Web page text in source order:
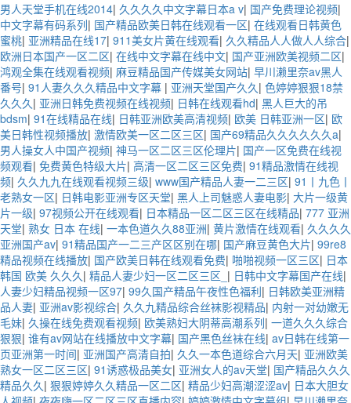
男人天堂手机在线2014| 久久久久中文字幕日本a v| 国产免费理论视频|
中文字幕有码系列| 国产精品欧美日韩在线观看一区| 在线观看日韩黄色
蜜桃| 亚洲精品在线17| 911美女片黄在线观看| 久久精品人人做人人综合|
欧洲日本国产一区二区| 在线中文字幕在线中文| 国产亚洲欧美视频二区|
鸿观全集在线观看视频| 麻豆精品国产传媒美女网站| 早川濑里奈av黑人
番号| 91人妻久久久精品中文字幕 | 亚洲天堂国产久久| 色婷婷狠狠18禁
久久久| 亚洲日韩免费视频在线视频| 日韩在线观看hd| 黑人巨大的吊
bdsm| 91在线精品在线| 日韩亚洲欧美高清视频| 欧美 日韩亚洲一区| 欧
美日韩性视频播放| 激情欧美一区二区三区| 国产69精品久久久久久久a|
男人操女人中国产视频| 神马一区二区三区伦理片| 国产一区免费在线视
频观看| 免费黄色特级大片| 高清一区二区三区免费| 91精品激情在线视
频| 久久九九在线观看视频三级| www国产精品人妻一二三区| 91丨九色丨
老熟女一区| 日韩电影亚洲专区天堂| 黑人上司魅惑人妻电影| 大片一级黄
片一级| 97视频公开在线观看| 日本精品一区二区三区在线精品| 777 亚洲
天堂| 熟女 日本 在线| 一本色道久久88亚洲| 黄片激情在线观看| 久久久久
亚洲国产av| 91精品国产一二三产区区别在哪| 国产麻豆黄色大片| 99re8
精品视频在线播放| 国产欧美日韩在线观看免费| 啪啪视频一区三区| 日本
韩国 欧美 久久久| 精品人妻少妇一区二区三区_ | 日韩中文字幕国产在线|
人妻少妇精品视频一区97| 99久国产精品午夜性色福利| 日韩欧美亚洲精
品人妻| 亚洲av影视综合| 久久九精品综合丝袜影视精品| 内射一对幼嫩无
毛妹| 久操在线免费观看视频| 欧美熟妇大阴蒂高潮系列| 一道久久久综合
狠狠| 谁有av网站在线播放中文字幕| 国产黑色丝袜在线| av日韩在线第一
页亚洲第一时间| 亚洲国产高清自拍| 久久一本色道综合六月天| 亚洲欧美
熟女一区二区三区| 91诱惑极品美女| 亚洲女人的av天堂| 国产精品久久久
精品久久| 狠狠婷婷久久精品一区二区| 精品少妇高潮涩涩av| 日本大胆女